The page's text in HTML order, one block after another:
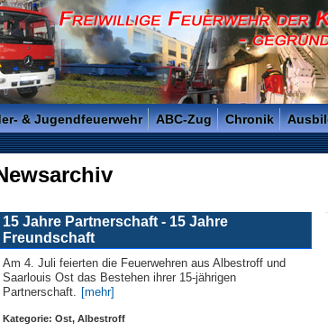
Kreisstadt Saarlouis - Gegründet 1811 -
& Jugendfeuerwehr ABC-Zug Chronik
15 Jahre Partnerschaft - 15 Jahre
Freundschaft
Am 4. Juli feierten die Feuerwehren aus Albestroff und
Saarlouis Ost das Bestehen ihrer 15-jährigen
Partnerschaft. [mehr]
Kategorie: Ost, Albestroff